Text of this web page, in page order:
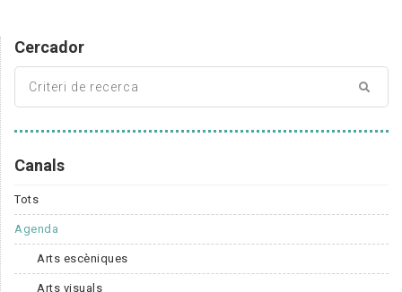
Cercador
Canals
Tots
Agenda
Arts escèniques
Arts visuals